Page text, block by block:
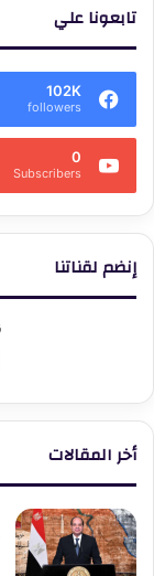
تابعونا علي
102K
followers
0
Subscribers
إنضم لقناتنا
أخر المقالات